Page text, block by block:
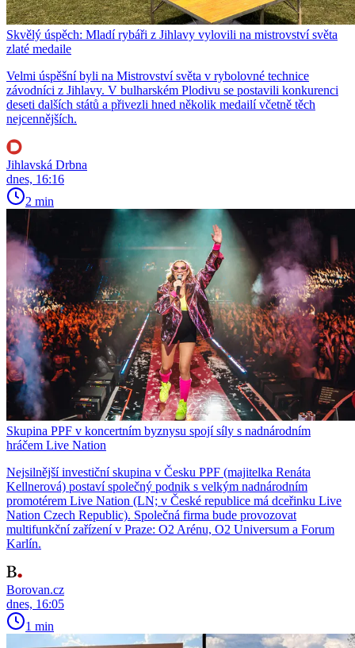
Skvělý úspěch: Mladí rybáři z Jihlavy vylovili na mistrovství světa
zlaté medaile
Velmi úspěšní byli na Mistrovství světa v rybolovné technice
závodníci z Jihlavy. V bulharském Plodivu se postavili konkurenci
deseti dalších států a přivezli hned několik medailí včetně těch
nejcennějších.
Jihlavská Drbna
dnes, 16:16
2 min
Skupina PPF v koncertním byznysu spojí síly s nadnárodním
hráčem Live Nation
Nejsilnější investiční skupina v Česku PPF (majitelka Renáta
Kellnerová) postaví společný podnik s velkým nadnárodním
promotérem Live Nation (LN; v České republice má dceřinku Live
Nation Czech Republic). Společná firma bude provozovat
multifunkční zařízení v Praze: O2 Arénu, O2 Universum a Forum
Karlín.
Borovan.cz
dnes, 16:05
1 min